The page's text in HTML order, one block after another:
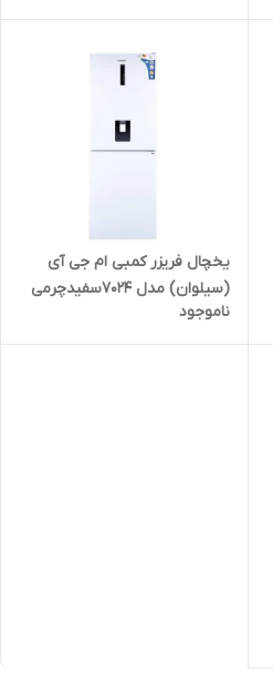
یخچال فریزر کمبی ام جی آی
(سیلوان) مدل 7024سفیدچرمی
ناموجود